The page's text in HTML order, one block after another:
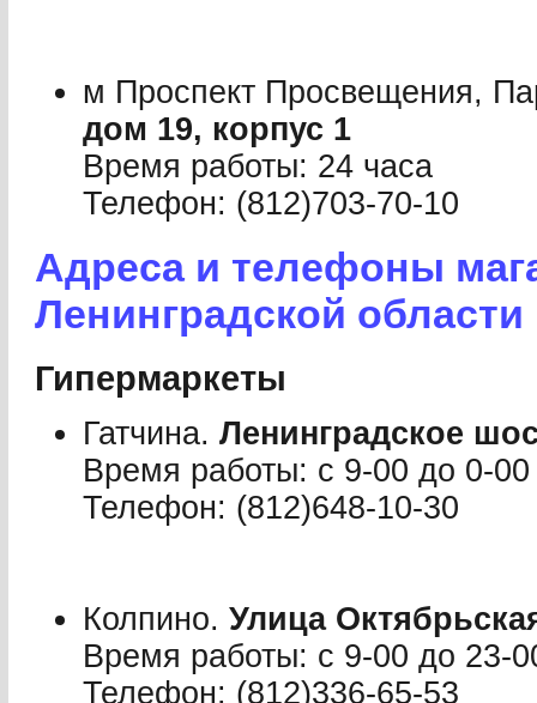
м Проспект Просвещения,
дом 19, корпус 1
Время работы: 24 часа
Телефон: (812)703-70-10
Адреса и телефоны
Ленинградской области
Гипермаркеты
Гатчина. Ленинградское
Время работы: с 9-00 до 0-00
Телефон: (812)648-10-30
Колпино. Улица
Время работы: с 9-00 до 23-
Телефон: (812)336-65-53